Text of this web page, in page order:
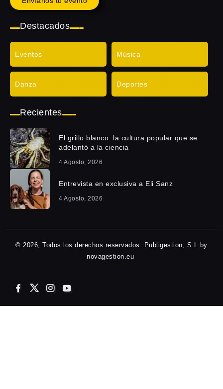
Destacados
Eventos Música
Danza Deportes
Recientes
El grillo blanco: la cultura popular que se
adelantó a la ciencia
4 Agosto, 2026
Entrevista en exclusiva a Eli Sanz
4 Agosto, 2026
© 2026, Todos los derechos reservados. Publigestion, S.L by
novagestion.eu